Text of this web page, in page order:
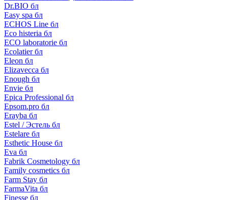
Dr.BIO бл
Easy spa бл
ECHOS Line бл
Eco histeria бл
ECO laboratorie бл
Ecolatier бл
Eleon бл
Elizavecca бл
Enough бл
Envie бл
Epica Professional бл
Epsom.pro бл
Erayba бл
Estel / Эстель бл
Estelare бл
Esthetic House бл
Eva бл
Fabrik Cosmetology бл
Family cosmetics бл
Farm Stay бл
FarmaVita бл
Finesse бл